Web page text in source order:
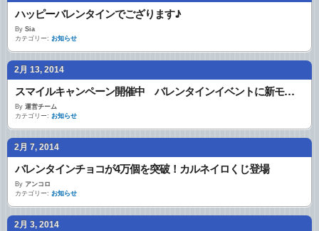
ハッピーバレンタインでござります♪
By Sia
カテゴリー: お知らせ
2月 13, 2014
スマイルキャンペーン開催中 バレンタインイベントに新モンスターも
By 運営チーム
カテゴリー: お知らせ
2月 7, 2014
バレンタインチョコが4万個を突破！カルネイロくじ登場
By アンコロ
カテゴリー: お知らせ
2月 3, 2014